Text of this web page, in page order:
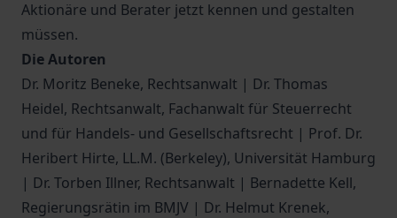
Aktionäre und Berater jetzt kennen und gestalten
müssen.
Die Autoren
Dr. Moritz Beneke, Rechtsanwalt | Dr. Thomas
Heidel, Rechtsanwalt, Fachanwalt für Steuerrecht
und für Handels- und Gesellschaftsrecht | Prof. Dr.
Heribert Hirte, LL.M. (Berkeley), Universität Hamburg
| Dr. Torben Illner, Rechtsanwalt | Bernadette Kell,
Regierungsrätin im BMJV | Dr. Helmut Krenek,